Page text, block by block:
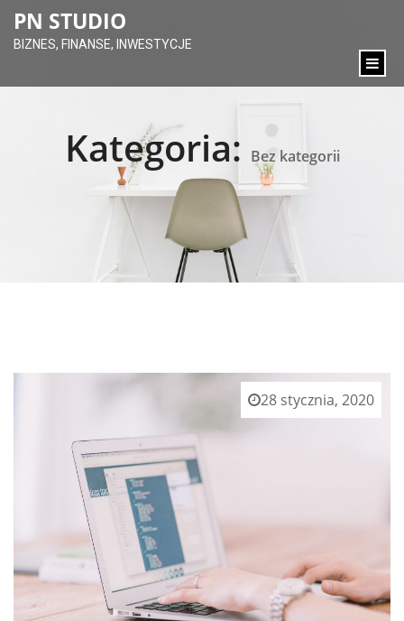
PN STUDIO
BIZNES, FINANSE, INWESTYCJE
Kategoria: Bez kategorii
28 stycznia, 2020